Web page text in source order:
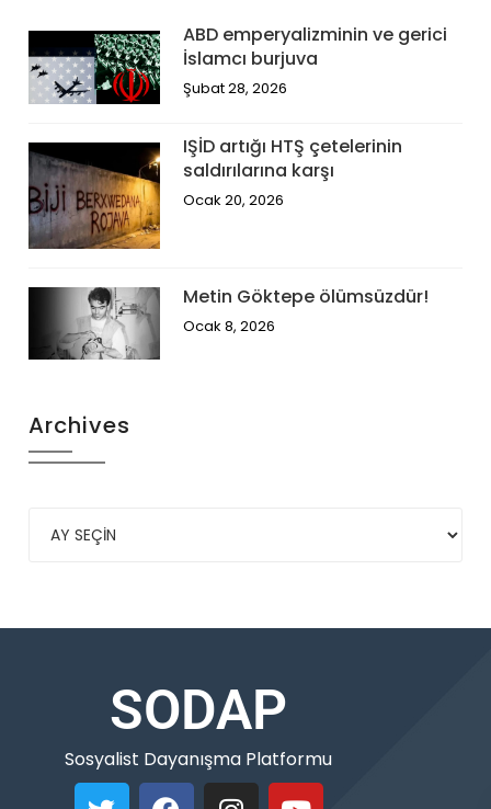
ABD emperyalizminin ve gerici
İslamcı burjuva
Şubat 28, 2026
IŞİD artığı HTŞ çetelerinin
saldırılarına karşı
Ocak 20, 2026
Metin Göktepe ölümsüzdür!
Ocak 8, 2026
Archives
SODAP
Sosyalist Dayanışma Platformu